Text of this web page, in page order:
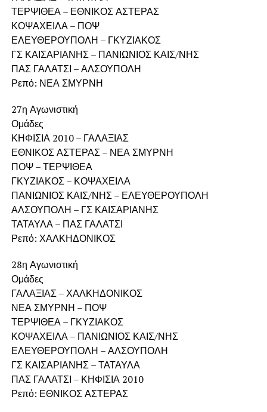
ΤΕΡΨΙΘΕΑ – ΕΘΝΙΚΟΣ ΑΣΤΕΡΑΣ
ΚΟΨΑΧΕΙΛΑ – ΠΟΨ
ΕΛΕΥΘΕΡΟΥΠΟΛΗ – ΓΚΥΖΙΑΚΟΣ
ΓΣ ΚΑΙΣΑΡΙΑΝΗΣ – ΠΑΝΙΩΝΙΟΣ ΚΑΙΣ/ΝΗΣ
ΠΑΣ ΓΑΛΑΤΣΙ – ΑΛΣΟΥΠΟΛΗ
Ρεπό: ΝΕΑ ΣΜΥΡΝΗ
27η Αγωνιστική
Ομάδες
ΚΗΦΙΣΙΑ 2010 – ΓΑΛΑΞΙΑΣ
ΕΘΝΙΚΟΣ ΑΣΤΕΡΑΣ – ΝΕΑ ΣΜΥΡΝΗ
ΠΟΨ – ΤΕΡΨΙΘΕΑ
ΓΚΥΖΙΑΚΟΣ – ΚΟΨΑΧΕΙΛΑ
ΠΑΝΙΩΝΙΟΣ ΚΑΙΣ/ΝΗΣ – ΕΛΕΥΘΕΡΟΥΠΟΛΗ
ΑΛΣΟΥΠΟΛΗ – ΓΣ ΚΑΙΣΑΡΙΑΝΗΣ
ΤΑΤΑΥΛΑ – ΠΑΣ ΓΑΛΑΤΣΙ
Ρεπό: ΧΑΛΚΗΔΟΝΙΚΟΣ
28η Αγωνιστική
Ομάδες
ΓΑΛΑΞΙΑΣ – ΧΑΛΚΗΔΟΝΙΚΟΣ
ΝΕΑ ΣΜΥΡΝΗ – ΠΟΨ
ΤΕΡΨΙΘΕΑ – ΓΚΥΖΙΑΚΟΣ
ΚΟΨΑΧΕΙΛΑ – ΠΑΝΙΩΝΙΟΣ ΚΑΙΣ/ΝΗΣ
ΕΛΕΥΘΕΡΟΥΠΟΛΗ – ΑΛΣΟΥΠΟΛΗ
ΓΣ ΚΑΙΣΑΡΙΑΝΗΣ – ΤΑΤΑΥΛΑ
ΠΑΣ ΓΑΛΑΤΣΙ – ΚΗΦΙΣΙΑ 2010
Ρεπό: ΕΘΝΙΚΟΣ ΑΣΤΕΡΑΣ